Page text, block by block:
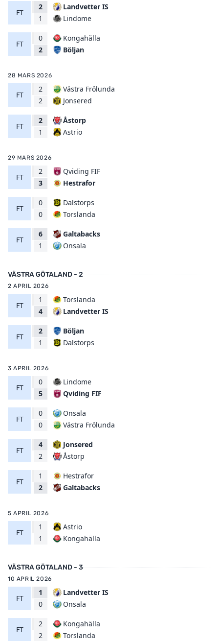
FT
2
1
Landvetter IS
Lindome
FT
0
2
Kongahälla
Böljan
28 MARS 2026
FT
2
2
Västra Frölunda
Jonsered
FT
2
1
Åstorp
Astrio
29 MARS 2026
FT
2
3
Qviding FIF
Hestrafor
FT
0
0
Dalstorps
Torslanda
FT
6
1
Galtabacks
Onsala
VÄSTRA GÖTALAND - 2
2 APRIL 2026
FT
1
4
Torslanda
Landvetter IS
FT
2
1
Böljan
Dalstorps
3 APRIL 2026
FT
0
5
Lindome
Qviding FIF
FT
0
0
Onsala
Västra Frölunda
FT
4
2
Jonsered
Åstorp
FT
1
2
Hestrafor
Galtabacks
5 APRIL 2026
FT
1
1
Astrio
Kongahälla
VÄSTRA GÖTALAND - 3
10 APRIL 2026
FT
1
0
Landvetter IS
Onsala
FT
2
2
Kongahälla
Torslanda